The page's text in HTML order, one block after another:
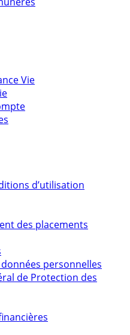
Vie
d’utilisation
des placements
personnelles
de Protection des